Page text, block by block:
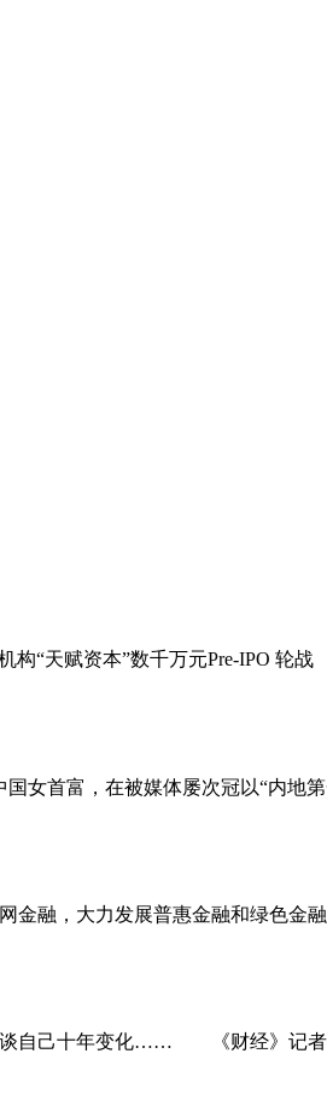
“天赋资本”数千万元Pre-IPO 轮战
女首富，在被媒体屡次冠以“内地
金融，大力发展普惠金融和绿色金
、谈自己十年变化…… 《财经》记